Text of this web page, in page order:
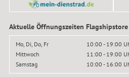
Aktuelle Öffnungszeiten
Mo, Di, Do, Fr
10:00 - 19:00
Mittwoch
11:00 - 19:00
Samstag
10:00 - 16:00